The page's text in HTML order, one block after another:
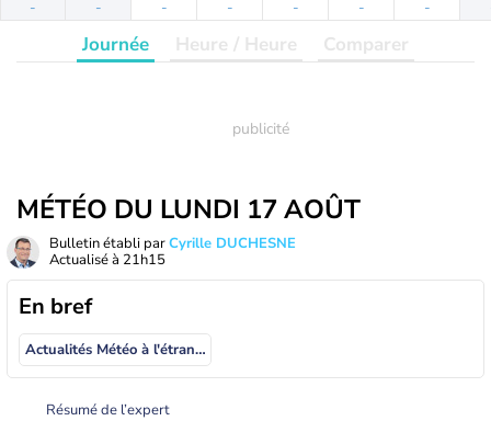
- - - - - - -
Journée Heure / Heure Comparer
MÉTÉO DU LUNDI 17 AOÛT
Bulletin établi parCyrille DUCHESNE
Actualisé à 21h15
En bref
Actualités Météo à l'étranger
Résumé de l’expert